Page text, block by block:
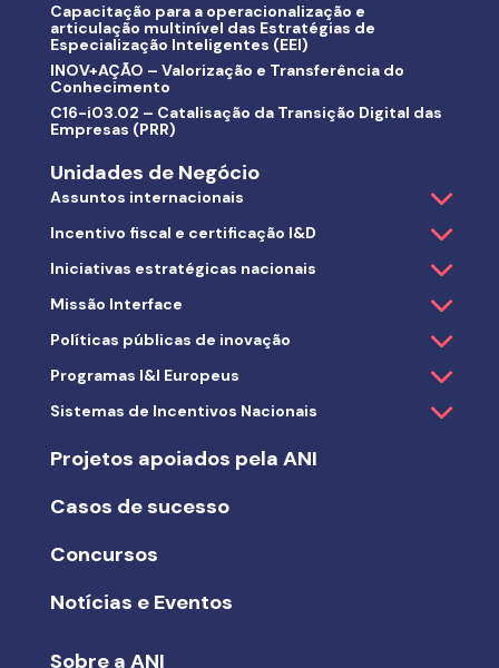
Capacitação para a operacionalização e
articulação multinível das Estratégias de
Especialização Inteligentes (EEI)
INOV+AÇÃO – Valorização e Transferência do
Conhecimento
C16-i03.02 – Catalisação da Transição Digital das
Empresas (PRR)
Unidades de Negócio
Assuntos internacionais
Incentivo fiscal e certificação I&D
Iniciativas estratégicas nacionais
Missão Interface
Políticas públicas de inovação
Programas I&I Europeus
Sistemas de Incentivos Nacionais
Projetos apoiados pela ANI
Casos de sucesso
Concursos
Notícias e Eventos
Sobre a ANI